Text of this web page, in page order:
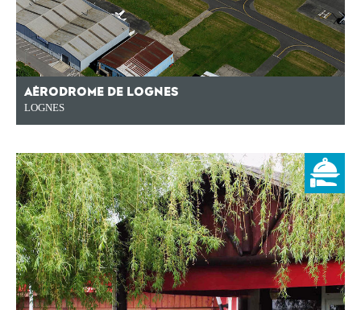
AÉRODROME DE LOGNES
LOGNES